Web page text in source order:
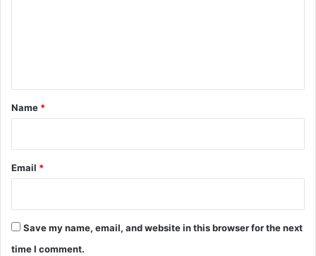
*
Name *
Email *
Save my name, email, and website in this browser for the next
time I comment.